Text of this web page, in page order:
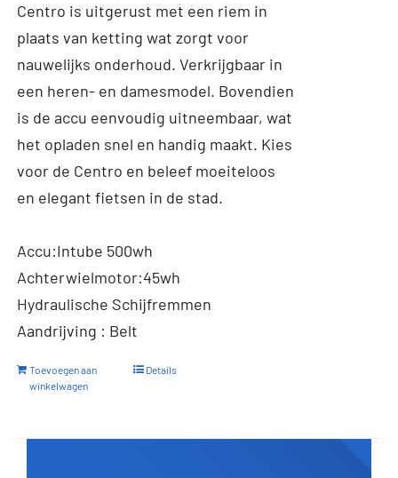
Centro is uitgerust met een riem in
plaats van ketting wat zorgt voor
nauwelijks onderhoud. Verkrijgbaar in
een heren- en damesmodel. Bovendien
is de accu eenvoudig uitneembaar, wat
het opladen snel en handig maakt. Kies
voor de Centro en beleef moeiteloos
en elegant fietsen in de stad.
Accu:Intube 500wh
Achterwielmotor:45wh
Hydraulische Schijfremmen
Aandrijving : Belt
Toevoegen aan
winkelwagen
Details